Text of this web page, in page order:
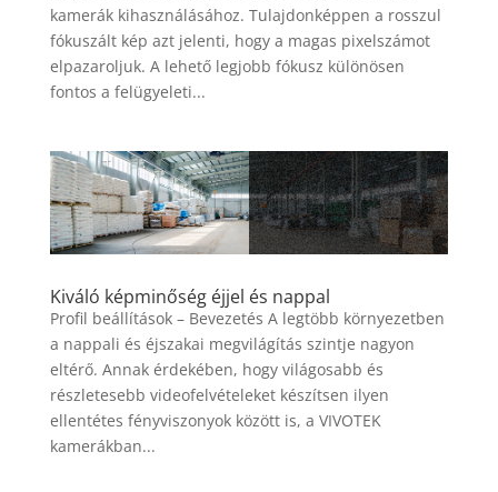
kamerák kihasználásához. Tulajdonképpen a rosszul
fókuszált kép azt jelenti, hogy a magas pixelszámot
elpazaroljuk. A lehető legjobb fókusz különösen
fontos a felügyeleti...
Kiváló képminőség éjjel és nappal
Profil beállítások – Bevezetés A legtöbb környezetben
a nappali és éjszakai megvilágítás szintje nagyon
eltérő. Annak érdekében, hogy világosabb és
részletesebb videofelvételeket készítsen ilyen
ellentétes fényviszonyok között is, a VIVOTEK
kamerákban...